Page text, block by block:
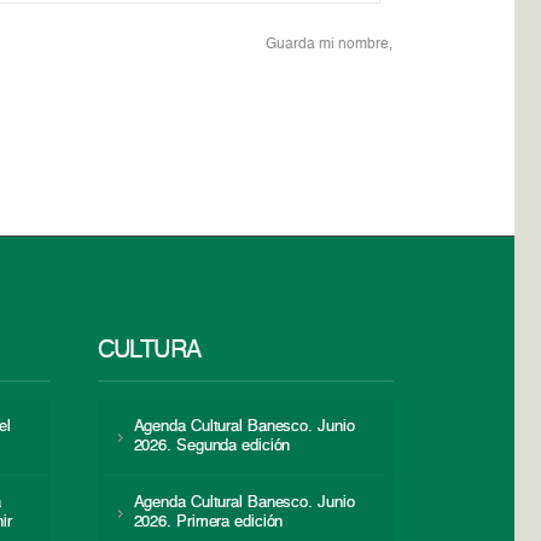
Guarda mi nombre,
CULTURA
Agenda Cultural Banesco. Junio
2026. Segunda edición
Agenda Cultural Banesco. Junio
2026. Primera edición